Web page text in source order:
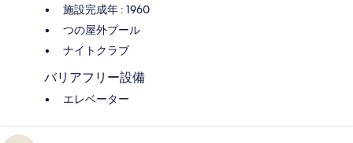
施設完成年 : 1960
つの屋外プール
ナイトクラブ
バリアフリー設備
エレベーター